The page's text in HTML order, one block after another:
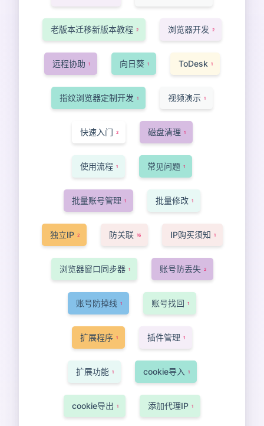
老版本迁移新版本教程 2 浏览器开发 2
远程协助 1 向日葵 1 ToDesk 1
指纹浏览器定制开发 1 视频演示 1
快速入门 2 磁盘清理 1
使用流程 1 常见问题 1
批量账号管理 1 批量修改 1
独立IP 2 防关联 16 IP购买须知 1
浏览器窗口同步器 1 账号防丢失 2
账号防掉线 1 账号找回 1
扩展程序 1 插件管理 1
扩展功能 1 cookie导入 1
cookie导出 1 添加代理IP 1